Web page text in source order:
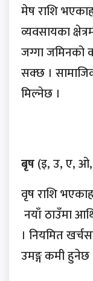
मेष राशि
व्यवसायका
जग्गा जमिनको
सक्छ ।
मिल्नेछ ।
बृष(इ, उ, ए, ओ,
वृष राशि
नयाँ ठाउँमा
। नियमित
उमङ्ग कमी हुनेछ